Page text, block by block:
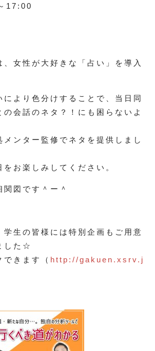
17:00
女性が大好きな「占い」を導入
により色分けすることで、当日同
の会話のネタ？！にも困らないよ
メンター監修でネタを提供しまし
お楽しみしてください。
関図です＾ー＾
学生の皆様には特別企画もご用意
した☆
できます（ http://gakuen.xsrv.j